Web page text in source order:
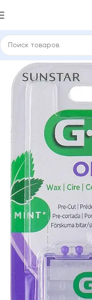
Зубные пасты и